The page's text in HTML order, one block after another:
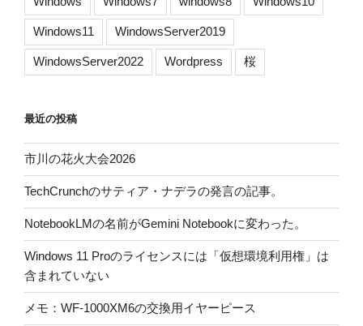
Windows11 WindowsServer2019
WindowsServer2022 Wordpress 桜
最近の投稿
市川の花火大会2026
TechCrunchのサティア・ナデラの発言の記事。
NotebookLMの名前がGemini Notebookに変わった。
Windows 11 Proのライセンスには「仮想環境利用権」は
含まれていない
メモ：WF-1000XM6の交換用イヤーピース